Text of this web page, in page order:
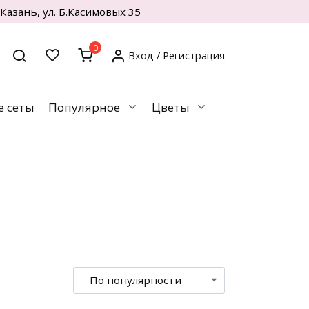
Казань, ул. Б.Касимовых 35
0
Вход / Регистрация
сеты Популярное Цветы